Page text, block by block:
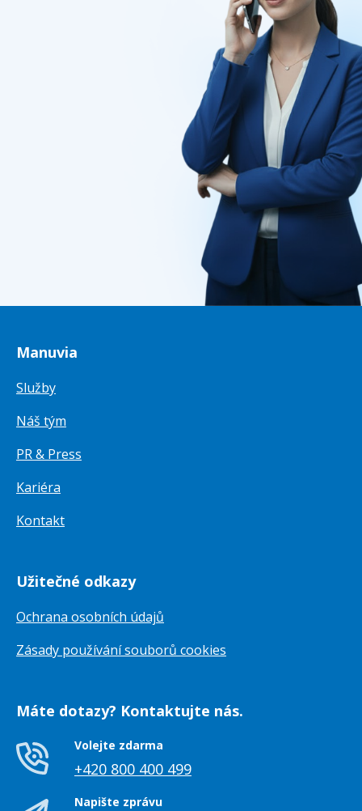
Manuvia
Služby
Náš tým
PR & Press
Kariéra
Kontakt
Užitečné odkazy
Ochrana osobních údajů
Zásady používání souborů cookies
Máte dotazy? Kontaktujte nás.
Volejte zdarma
+420 800 400 499
Napište zprávu